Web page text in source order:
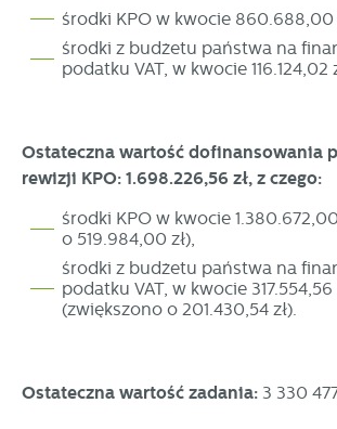
środki KPO w kwocie 860.688,00
środki z budżetu państwa na
podatku VAT, w kwocie 116.124,02
Ostateczna wartość dofinansowania
rewizji KPO: 1.698.226,56 zł, z czego:
środki KPO w kwocie
o 519.984,00 zł),
środki z budżetu państwa na
podatku VAT, w kwocie 317.554,56
(zwiększono o 201.430,54 zł).
Ostateczna wartość zadania: 3 330